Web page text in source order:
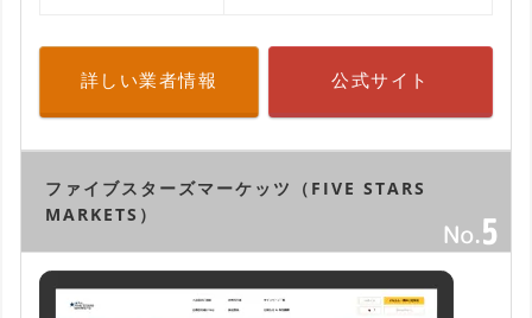
詳しい業者情報 公式サイト
ファイブスターズマーケッツ（FIVE STARS
MARKETS）